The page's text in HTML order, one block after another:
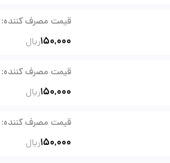
قیمت مصرف کننده:
150,000ریال
قیمت مصرف کننده:
150,000ریال
قیمت مصرف کننده:
150,000ریال